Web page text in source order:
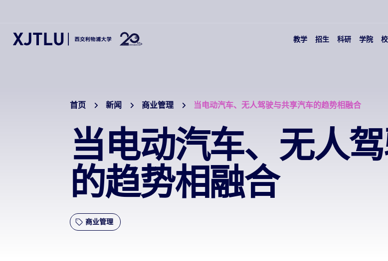
教学 招生 科研 学院
首页 新闻 商业管理 当电动汽车、无人驾驶与共享汽车的趋势相融合
当电动汽车、无人
的趋势相融合
商业管理